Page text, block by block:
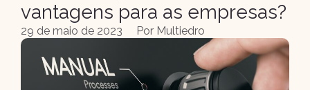
vantagens para as empresas?
29 de maio de 2023 Por Multiedro